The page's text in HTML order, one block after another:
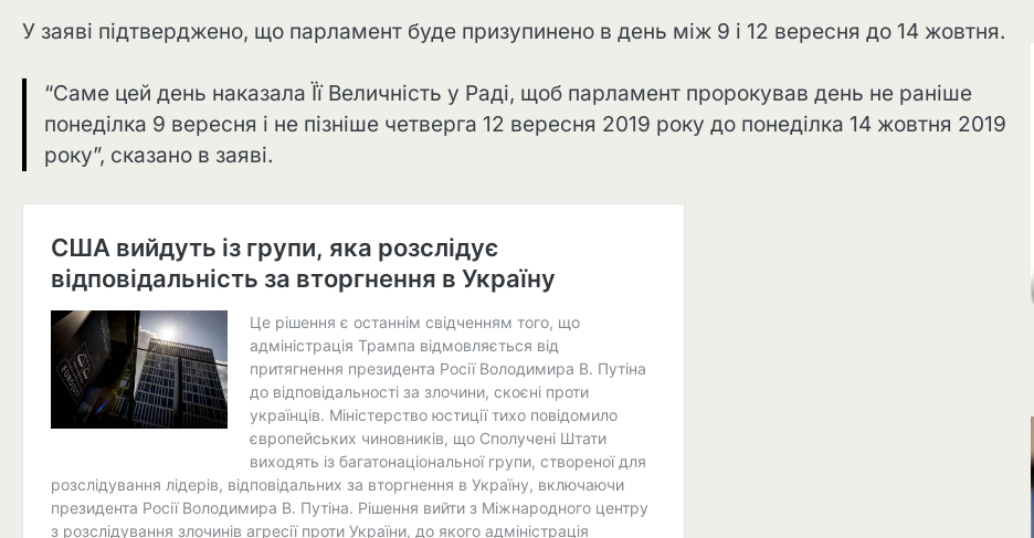
У заяві підтверджено, що парламент буде призупинено в день між 9 і 12 вересня до 14 жовтня.
“Саме цей день наказала Її Величність у Раді, щоб парламент пророкував день не раніше
понеділка 9 вересня і не пізніше четверга 12 вересня 2019 року до понеділка 14 жовтня 2019
року”, сказано в заяві.